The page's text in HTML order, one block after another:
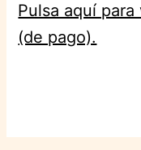
Pulsa aquí
(de pago).